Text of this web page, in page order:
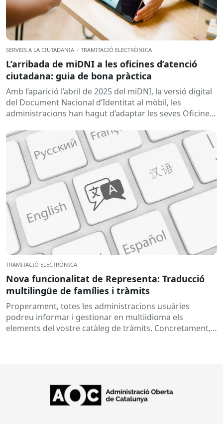
SERVEIS A LA CIUTADANIA · TRAMITACIÓ ELECTRÒNICA
L’arribada de miDNI a les oficines d’atenció
ciutadana: guia de bona pràctica
Amb l’aparició l’abril de 2025 del miDNI, la versió digital
del Document Nacional d’Identitat al mòbil, les
administracions han hagut d’adaptar les seves Oficines
TRAMITACIÓ ELECTRÒNICA
Nova funcionalitat de Representa: Traducció
multilingüe de famílies i tràmits
Properament, totes les administracions usuàries
podreu informar i gestionar en multiidioma els
elements del vostre catàleg de tràmits. Concretament,